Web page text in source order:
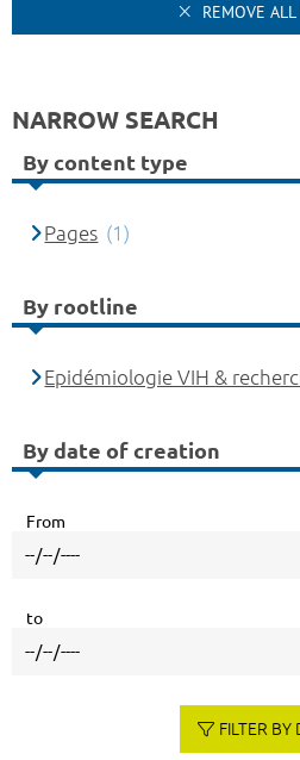
REMOVE ALL
NARROW SEARCH
By content type
Pages (1)
By rootline
Epidémiologie VIH &
By date of creation
From
to
FILTER BY